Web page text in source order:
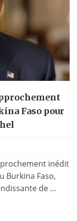
Faso pour
inédit
Burkina Faso,
de ...